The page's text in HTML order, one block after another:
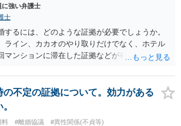
強い弁護士
士
するには、どのような証拠が必要でしょうか。
ライン、カカオのやり取りだけでなく、ホテル
マンションに滞在した証拠などが有効です。 不
など）ことができると思われます。 ただし、不
を続けると、不貞を許したとの評価につながる
ご注意ください。 以上、ご参考まで。
の不定の証拠について。効力がある
料 #離婚協議
#異性関係(不貞等)